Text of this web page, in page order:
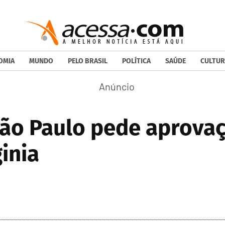
MUNDO PELO BRASIL POLÍTICA SAÚDE
Paulo pede